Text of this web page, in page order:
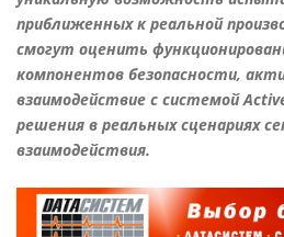
приближенных к реальной
смогут оценить
компонентов безопасности,
взаимодействие с системой
решения в реальных сценариях
взаимодействия.